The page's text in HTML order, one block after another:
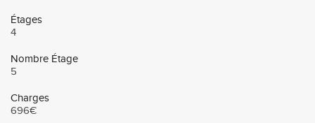
Étages
4
Nombre Étage
5
Charges
696€